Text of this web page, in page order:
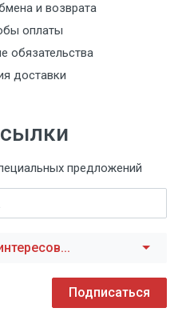
и возврата
оплаты
обязательства
доставки
предложений
Подписаться